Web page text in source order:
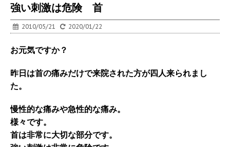
強い刺激は危険 首
2010/05/21 2020/01/22
お元気ですか？
昨日は首の痛みだけで来院された方が四人来られまし
た。
慢性的な痛みや急性的な痛み。
様々です。
首は非常に大切な部分です。